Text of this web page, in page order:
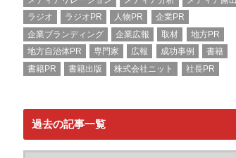
ラジオ
ラジオPR 人物PR
企業PR
企業ブランディング
企業広報 取材
地方PR
地方自治体PR
専門家 広報 成功事例
書籍
書籍PR
書籍出版 株式会社ニット 社長PR
過去の記事一覧